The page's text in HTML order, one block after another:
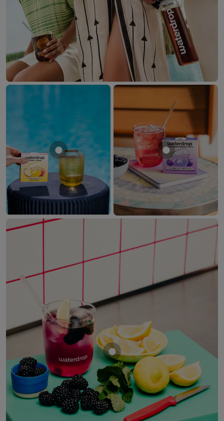
Mostrar producto MANZANAMostrar
Mostrar producto MORA